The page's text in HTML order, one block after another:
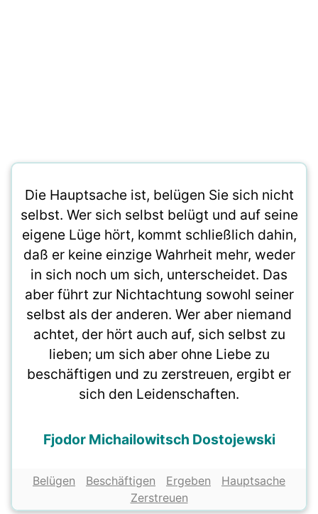
Die Hauptsache ist, belügen Sie sich nicht
selbst. Wer sich selbst belügt und auf seine
eigene Lüge hört, kommt schließlich dahin,
daß er keine einzige Wahrheit mehr, weder
in sich noch um sich, unterscheidet. Das
aber führt zur Nichtachtung sowohl seiner
selbst als der anderen. Wer aber niemand
achtet, der hört auch auf, sich selbst zu
lieben; um sich aber ohne Liebe zu
beschäftigen und zu zerstreuen, ergibt er
sich den Leidenschaften.
Fjodor Michailowitsch Dostojewski
Belügen Beschäftigen Ergeben
Hauptsache
Zerstreuen